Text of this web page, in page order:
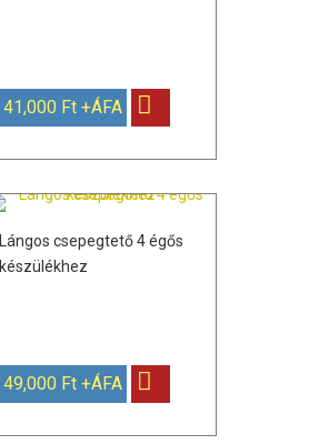
41,000 Ft +ÁFA
Lángos csepegtető 4 égős
készülékhez
49,000 Ft +ÁFA